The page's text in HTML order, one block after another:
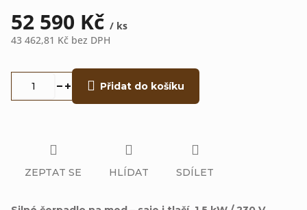
52 590 Kč / ks
43 462,81 Kč bez DPH
Přidat do košíku
ZEPTAT SE HLÍDAT SDÍLET